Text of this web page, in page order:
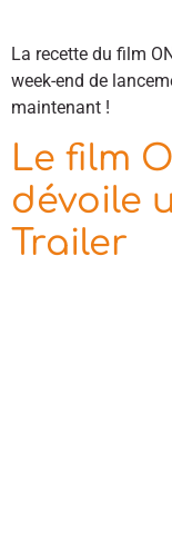
La recette du film
week-end de
maintenant !
Le film
dévoile
Trailer